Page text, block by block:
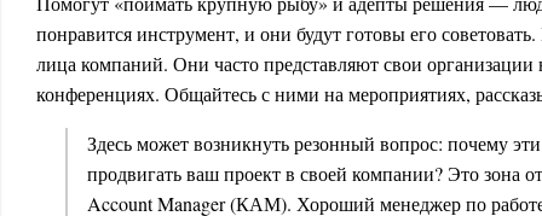
понравится инструмент, и они будут готовы его
лица компаний. Они часто представляют свои
конференциях. Общайтесь с ними на мероприятиях,
Здесь может возникнуть резонный вопрос: почему
продвигать ваш проект в своей компании? Это зона
Account Manager (КАМ). Хороший менеджер по